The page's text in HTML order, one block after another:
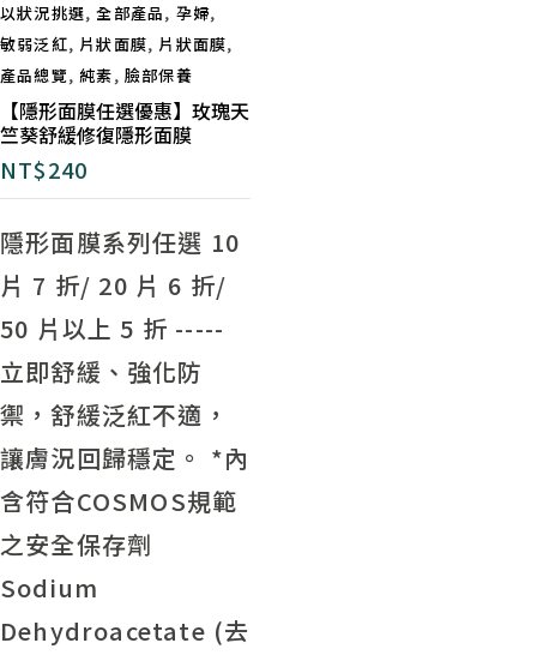
以狀況挑選,全部產品, 孕婦,
敏弱泛紅, 片狀面膜, 片狀面膜,
產品總覽,純素,臉部保養
【隱形面膜任選優惠】玫瑰天
竺葵舒緩修復隱形面膜
NT$240
隱形面膜系列任選 10
片 7 折/ 20 片 6 折/
50 片以上 5 折 -----
立即舒緩、強化防
禦，舒緩泛紅不適，
讓膚況回歸穩定。 *內
含符合COSMOS規範
之安全保存劑
Sodium
Dehydroacetate (去